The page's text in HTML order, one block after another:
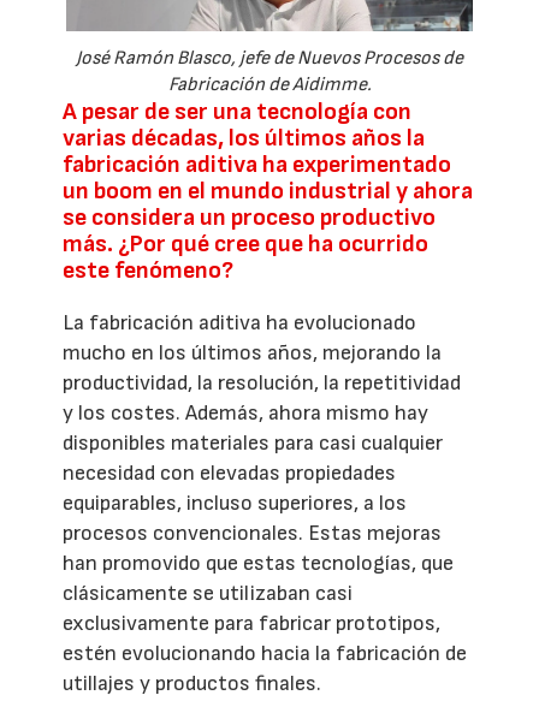
José Ramón Blasco, jefe de Nuevos Procesos de
Fabricación de Aidimme.
A pesar de ser una tecnología con
varias décadas, los últimos años la
fabricación aditiva ha experimentado
un boom en el mundo industrial y ahora
se considera un proceso productivo
más. ¿Por qué cree que ha ocurrido
este fenómeno?
La fabricación aditiva ha evolucionado
mucho en los últimos años, mejorando la
productividad, la resolución, la repetitividad
y los costes. Además, ahora mismo hay
disponibles materiales para casi cualquier
necesidad con elevadas propiedades
equiparables, incluso superiores, a los
procesos convencionales. Estas mejoras
han promovido que estas tecnologías, que
clásicamente se utilizaban casi
exclusivamente para fabricar prototipos,
estén evolucionando hacia la fabricación de
utillajes y productos finales.